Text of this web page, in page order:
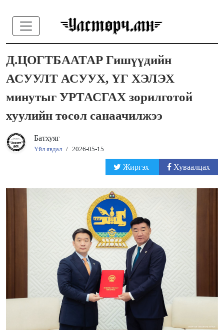
Д.ЦОГТБААТАР Гишүүдийн
АСУУЛТ АСУУХ, ҮГ ХЭЛЭХ
минутыг УРТАСГАХ зорилготой
хуулийн төсөл санаачилжээ
Батхуяг
Үйл явдал / 2026-05-15
Жиргэх Хуваалцах